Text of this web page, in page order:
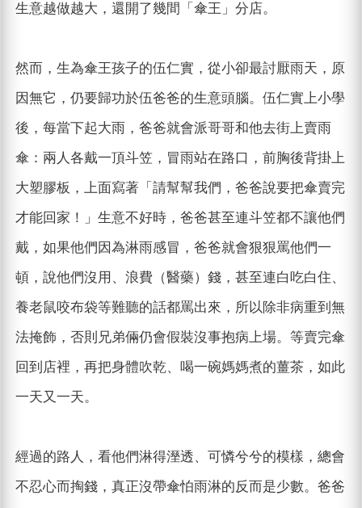
生意越做越大，還開了幾間「傘王」分店。
然而，生為傘王孩子的伍仁實，從小卻最討厭雨天，原
因無它，仍要歸功於伍爸爸的生意頭腦。伍仁實上小學
後，每當下起大雨，爸爸就會派哥哥和他去街上賣雨
傘：兩人各戴一頂斗笠，冒雨站在路口，前胸後背掛上
大塑膠板，上面寫著「請幫幫我們，爸爸說要把傘賣完
才能回家！」生意不好時，爸爸甚至連斗笠都不讓他們
戴，如果他們因為淋雨感冒，爸爸就會狠狠罵他們一
頓，說他們沒用、浪費（醫藥）錢，甚至連白吃白住、
養老鼠咬布袋等難聽的話都罵出來，所以除非病重到無
法掩飾，否則兄弟倆仍會假裝沒事抱病上場。等賣完傘
回到店裡，再把身體吹乾、喝一碗媽媽煮的薑茶，如此
一天又一天。
經過的路人，看他們淋得溼透、可憐兮兮的模樣，總會
不忍心而掏錢，真正沒帶傘怕雨淋的反而是少數。爸爸